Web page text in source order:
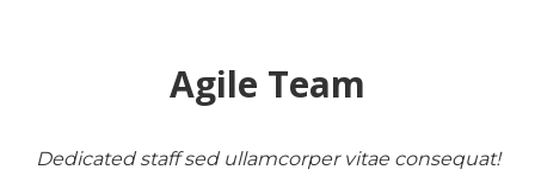
Agile Team
Dedicated staff sed ullamcorper vitae consequat!